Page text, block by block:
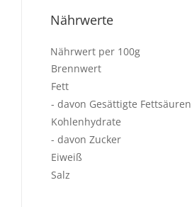
Nährwerte
Nährwert per 100g
Brennwert
Fett
- davon Gesättigte Fettsäuren
Kohlenhydrate
- davon Zucker
Eiweiß
Salz